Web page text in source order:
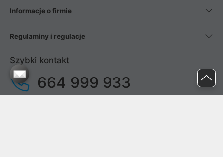
Informacje o firmie
Regulaminy i regulacje
Szybki kontakt
664 999 933